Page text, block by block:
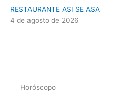
RESTAURANTE ASI SE ASA
4 de agosto de 2026
Horóscopo